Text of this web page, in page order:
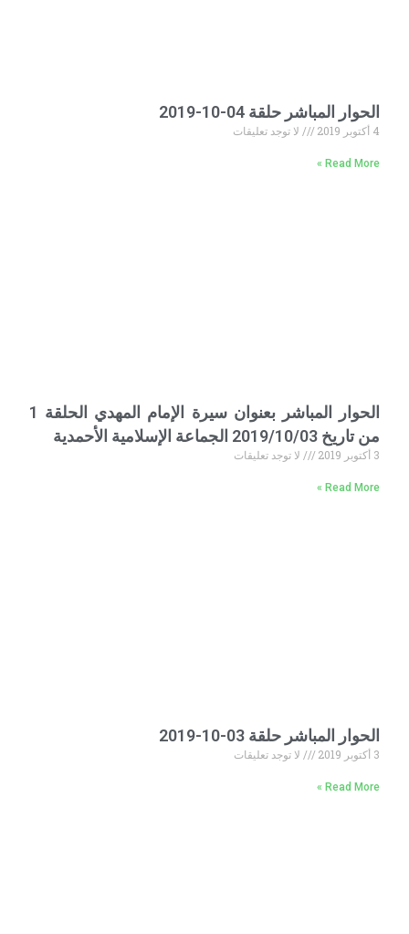
الحوار المباشر حلقة 04-10-2019
4 أكتوبر 2019 لا توجد تعليقات
Read More »
الحوار المباشر بعنوان سيرة الإمام المهدي الحلقة 1
من تاريخ 2019/10/03 الجماعة الإسلامية الأحمدية
3 أكتوبر 2019 لا توجد تعليقات
Read More »
الحوار المباشر حلقة 03-10-2019
3 أكتوبر 2019 لا توجد تعليقات
Read More »